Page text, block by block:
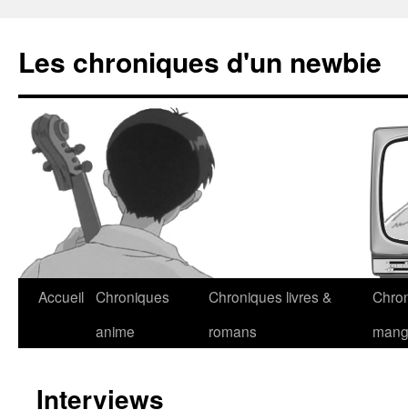
Les chroniques d'un newbie
Accueil Chroniques
anime
Chroniques livres &
romans
Interviews